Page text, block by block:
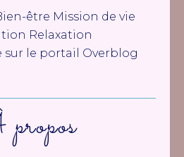
être Mission de vie
Relaxation
sur le portail Overblog